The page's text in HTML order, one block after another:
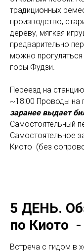
традиционных
производство,
дереву, мягкая
предварительно
можно
горы Фудзи.
Переезд на
~18:00 Проводы на
заранее выдает
Самостоятельный
Самостоятельное
Киото (без
5 ДЕНЬ.
по Киото
Встреча с гидом в